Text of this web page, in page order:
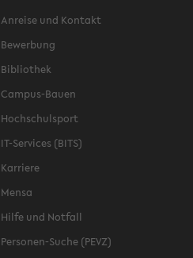
Anreise und Kontakt
Bewerbung
Bibliothek
Campus-Bauen
Hochschulsport
IT-Services (BITS)
Karriere
Mensa
Hilfe und Notfall
Personen-Suche (PEVZ)